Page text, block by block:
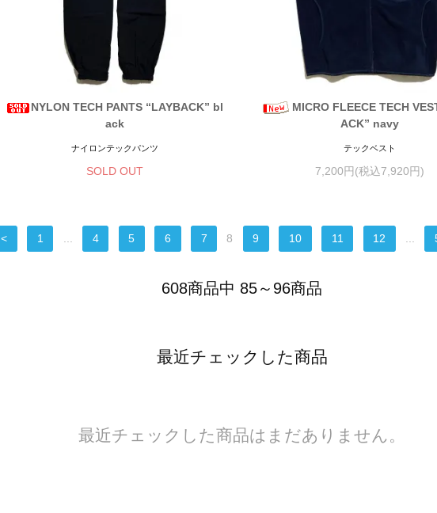
NYLON TECH PANTS “LAYBACK” bl
ack
ナイロンテックパンツ
SOLD OUT
MICRO FLEECE TECH
ACK” navy
テックベスト
7,200円(税込7,920円)
< 1 ... 4 5 6 7 8 9 10 11 12 ...
608商品中 85～96商品
最近チェックした商品
最近チェックした商品はまだありません。